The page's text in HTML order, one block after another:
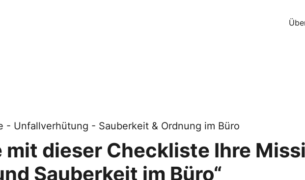
- Unfallverhütung - Sauberkeit & Ordnung im Büro
mit dieser Checkliste Ihre
Sauberkeit im Büro“